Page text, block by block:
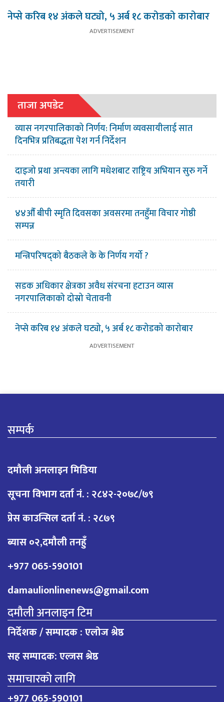
नेप्से करिब १४ अंकले घट्यो, ५ अर्ब १८ करोडको कारोबार
ताजा अपडेट
व्यास नगरपालिकाको निर्णय: निर्माण व्यवसायीलाई सात
दिनभित्र प्रतिबद्धता पेश गर्न निर्देशन
दाइजो प्रथा अन्त्यका लागि मधेशबाट राष्ट्रिय अभियान सुरु गर्ने
तयारी
४४औँ बीपी स्मृति दिवसका अवसरमा तनहुँमा विचार गोष्ठी
सम्पन्न
मन्त्रिपरिषद्को बैठकले के के निर्णय गर्यो ?
सडक अधिकार क्षेत्रका अवैध संरचना हटाउन व्यास
नगरपालिकाको दोस्रो चेतावनी
नेप्से करिब १४ अंकले घट्यो, ५ अर्ब १८ करोडको कारोबार
सम्पर्क
दमौली अनलाइन मिडिया
सूचना विभाग दर्ता नं. : २८४२-२०७८/७९
प्रेस काउन्सिल दर्ता नं. : २८७९
ब्यास ०२,दमौली तनहुँ
+977 065-590101
damaulionlinenews@gmail.com
दमौली अनलाइन टिम
निर्देशक / सम्पादक : एलोज श्रेष्ठ
सह सम्पादक: एल्जस श्रेष्ठ
समाचारको लागि